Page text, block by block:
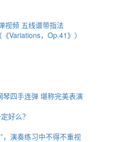
视频 五线谱带指法
Variations，Op.41》）
四手连弹 堪称完美表演
好么？
，演奏练习中不得不重视